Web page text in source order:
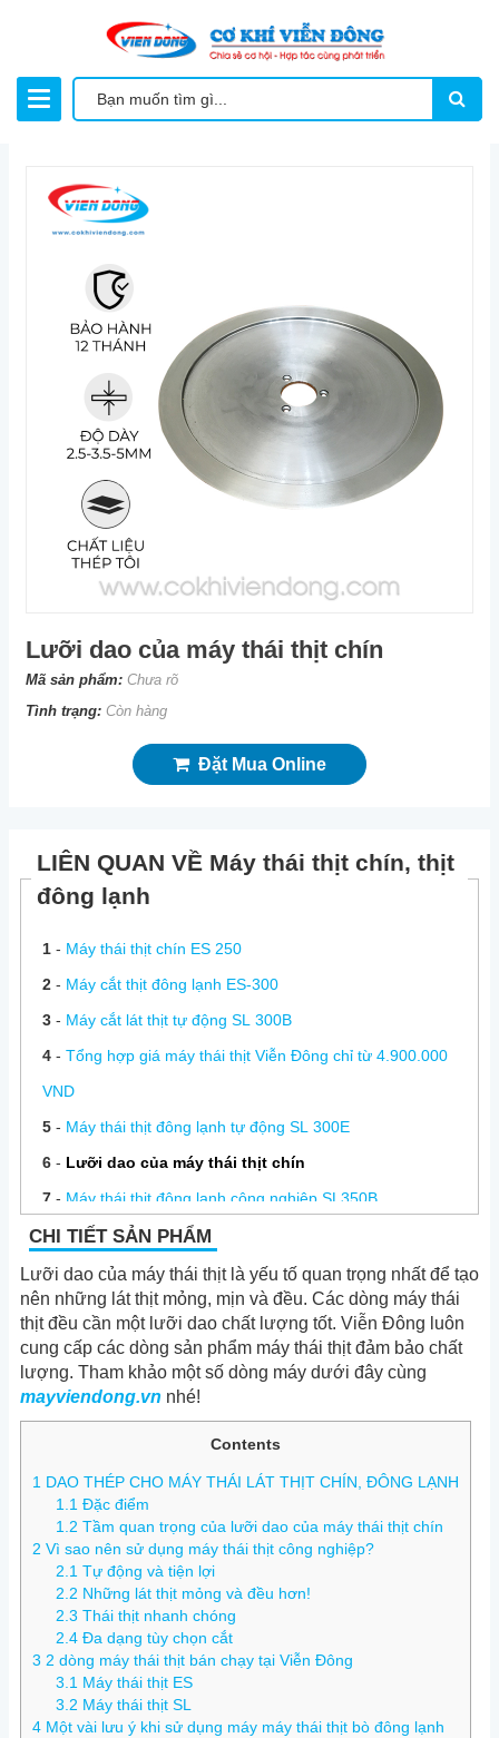
Lưỡi dao của máy thái thịt chín
Mã sản phẩm: Chưa rõ
Tình trạng: Còn hàng
Đặt Mua Online
LIÊN QUAN VỀ Máy thái thịt chín, thịt
đông lạnh
1- Máy thái thịt chín ES 250
2- Máy cắt thịt đông lạnh ES-300
3- Máy cắt lát thịt tự động SL 300B
4- Tổng hợp giá máy thái thịt Viễn Đông chỉ từ 4.900.000
VND
5- Máy thái thịt đông lạnh tự động SL 300E
6- Lưỡi dao của máy thái thịt chín
7- Máy thái thịt đông lạnh công nghiệp SL350B
8- Máy thái thịt đông lạnh Viễn Đông
9-Sửa máy thái thịt chín, sửa máy thái thịt đông lạnh
10-Hướng dẫn sử dụng máy thái thịt chín ES 250, ES 300
11 -Cắt thịt đông lạnh nên sử dụng dòng máy nào?
CHI TIẾT SẢN PHẨM
Lưỡi dao của máy thái thịt là yếu tố quan trọng nhất để tạo
nên những lát thịt mỏng, mịn và đều. Các dòng máy thái
thịt đều cần một lưỡi dao chất lượng tốt. Viễn Đông luôn
cung cấp các dòng sản phẩm máy thái thịt đảm bảo chất
lượng. Tham khảo một số dòng máy dưới đây cùng
mayviendong.vn nhé!
Contents
1 DAO THÉP CHO MÁY THÁI LÁT THỊT CHÍN, ĐÔNG LẠNH
1.1 Đặc điểm
1.2 Tầm quan trọng của lưỡi dao của máy thái thịt chín
2 Vì sao nên sử dụng máy thái thịt công nghiệp?
2.1 Tự động và tiện lợi
2.2 Những lát thịt mỏng và đều hơn!
2.3 Thái thịt nhanh chóng
2.4 Đa dạng tùy chọn cắt
3 2 dòng máy thái thịt bán chạy tại Viễn Đông
3.1 Máy thái thịt ES
3.2 Máy thái thịt SL
4 Một vài lưu ý khi sử dụng máy máy thái thịt bò đông lạnh